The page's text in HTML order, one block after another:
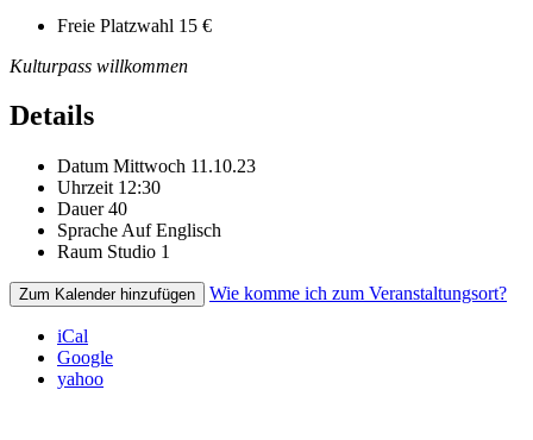
Freie Platzwahl 15 €
Kulturpass willkommen
Details
Datum Mittwoch 11.10.23
Uhrzeit 12:30
Dauer 40
Sprache Auf Englisch
Raum Studio 1
Zum Kalender hinzufügen Wie komme ich zum Veranstaltungsort?
iCal
Google
yahoo